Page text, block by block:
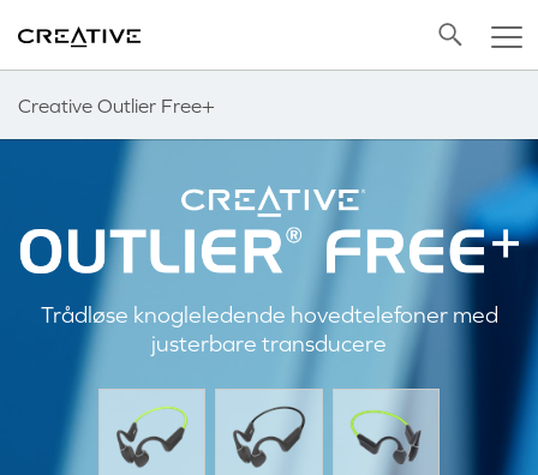
Creative Outlier Free+
Back to Top
Trådløse knogleledende hovedtelefoner med
justerbare transducere